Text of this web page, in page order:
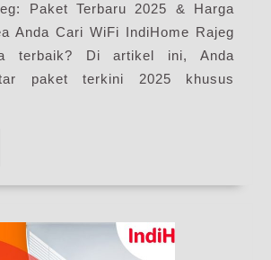
Pasang
WiFi
IndiHome
Terbaru
Paket Terbaru 2025 & Harga
Anda Cari WiFi IndiHome Rajeg
terbaik? Di artikel ini, Anda
paket terkini 2025 khusus